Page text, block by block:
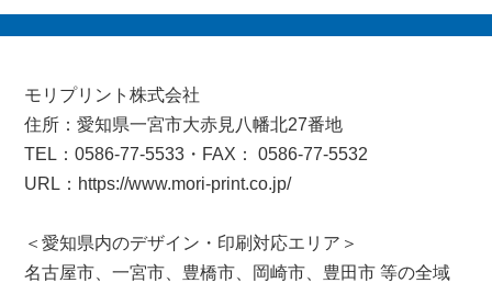
モリプリント株式会社
住所：愛知県一宮市大赤見八幡北27番地
TEL：0586-77-5533・FAX： 0586-77-5532
URL：https://www.mori-print.co.jp/
＜愛知県内のデザイン・印刷対応エリア＞
名古屋市、一宮市、豊橋市、岡崎市、豊田市 等の全域